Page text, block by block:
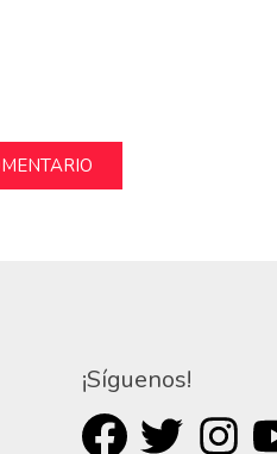
¡Síguenos!